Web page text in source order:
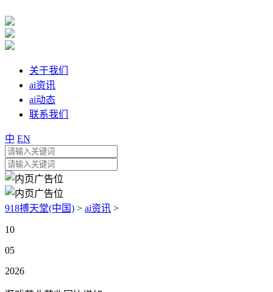
关于我们
ai资讯
ai动态
联系我们
中 EN
918搏天堂(中国) > ai资讯 >
10
05
2026